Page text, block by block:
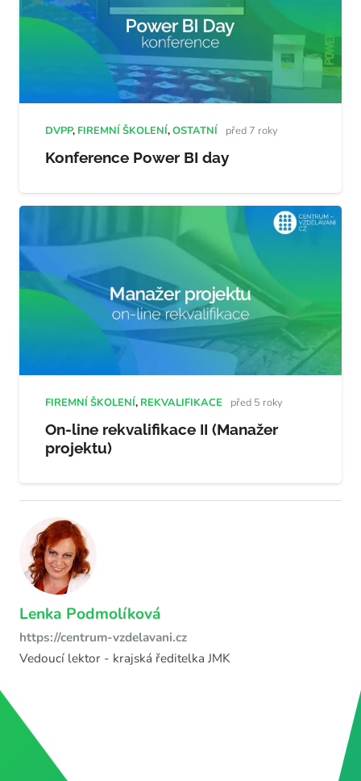
DVPP, FIREMNÍ ŠKOLENÍ,OSTATNÍ před 7 roky
Konference Power BI day
FIREMNÍ ŠKOLENÍ, REKVALIFIKACE před 5 roky
On-line rekvalifikace II (Manažer
projektu)
Lenka Podmolíková
https://centrum-vzdelavani.cz
Vedoucí lektor - krajská ředitelka JMK